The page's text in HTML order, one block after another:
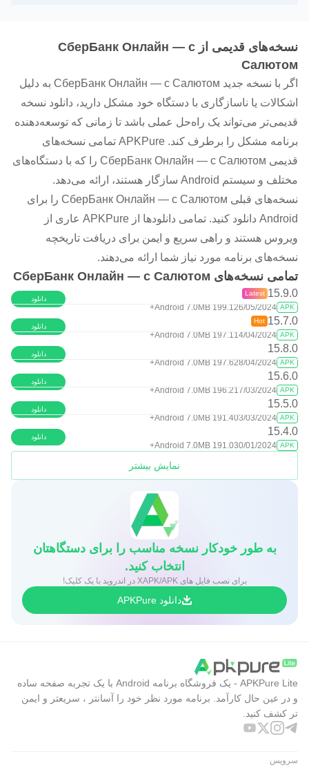
نسخه‌های قدیمی از СберБанк Онлайн — с
Салютом
اگر با نسخه جدید СберБанк Онлайн — с Салютом به دلیل
اشکالات یا ناسازگاری با دستگاه خود مشکل دارید، دانلود نسخه
قدیمی‌تر می‌تواند یک راه‌حل عملی باشد تا زمانی که توسعه‌دهنده
برنامه مشکل را برطرف کند. APKPure تمامی نسخه‌های
قدیمی СберБанк Онлайн — с Салютом را که با دستگاه‌های
مختلف و سیستم Android سازگار هستند، ارائه می‌دهد.
نسخه‌های قبلی СберБанк Онлайн — с Салютом را برای
Android دانلود کنید. تمامی دانلودها از APKPure عاری از
ویروس هستند و راهی سریع و ایمن برای دریافت تاریخچه
نسخه‌های برنامه مورد نیاز شما ارائه می‌دهند.
تمامی نسخه‌های СберБанк Онлайн — с Салютом
15.9.0
Latest
APK
26/05/2024
199.1 MB
Android 7.0+
دانلود
15.7.0
Hot
APK
14/04/2024
197.1 MB
Android 7.0+
دانلود
15.8.0
APK
28/04/2024
197.6 MB
Android 7.0+
دانلود
15.6.0
APK
17/03/2024
196.2 MB
Android 7.0+
دانلود
15.5.0
APK
03/03/2024
191.4 MB
Android 7.0+
دانلود
15.4.0
APK
30/01/2024
191.0 MB
Android 7.0+
دانلود
نمایش بیشتر
به طور خودکار نسخه مناسب را برای دستگاهتان
انتخاب کنید.
برای نصب فایل های XAPK/APK در اندروید با یک کلیک!
دانلود APKPure
APKPure Lite - یک فروشگاه برنامه Android با یک تجربه صفحه ساده
و در عین حال کارآمد. برنامه مورد نظر خود را آسانتر ، سریعتر و ایمن
تر کشف کنید.
سرویس